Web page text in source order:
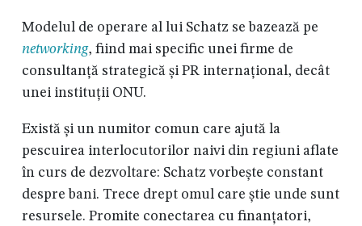
Modelul de operare al lui Schatz se bazează pe
networking, fiind mai specific unei firme de
consultanță strategică și PR internațional, decât
unei instituții ONU.
Există și un numitor comun care ajută la
pescuirea interlocutorilor naivi din regiuni aflate
în curs de dezvoltare: Schatz vorbește constant
despre bani. Trece drept omul care știe unde sunt
resursele. Promite conectarea cu finanțatori,